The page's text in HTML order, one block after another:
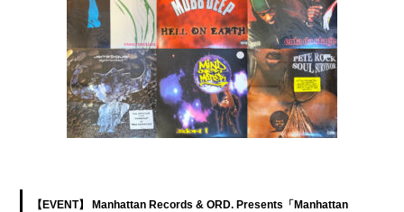
【EVENT】 Manhattan Records & ORD. Presents「Manhattan